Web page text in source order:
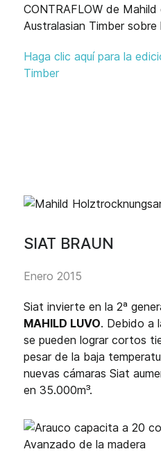
CONTRAFLOW de
Australasian Timber
Haga clic aquí para la
Timber
SIAT BRAUN
Enero 2015
Siat invierte en la 2ª
MAHILD LUVO. Debido a
se pueden lograr cortos
pesar de la baja
nuevas cámaras Siat
en 35.000m³.